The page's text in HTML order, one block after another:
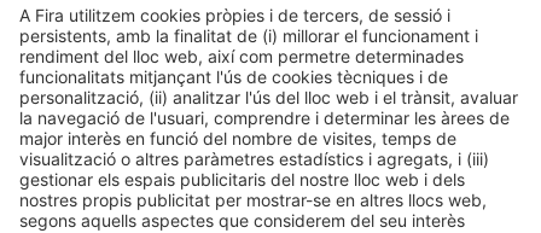
Informació legal
Avís legal
Política de privacitat
Política de cookies